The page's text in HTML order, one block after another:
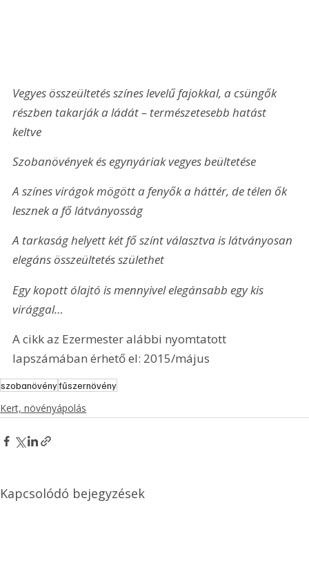
Vegyes összeültetés színes levelű fajokkal, a csüngők
részben takarják a ládát – természetesebb hatást
keltve
Szobanövények és egynyáriak vegyes beültetése
A színes virágok mögött a fenyők a háttér, de télen ők
lesznek a fő látványosság
A tarkaság helyett két fő színt választva is látványosan
elegáns összeültetés születhet
Egy kopott ólajtó is mennyivel elegánsabb egy kis
virággal…
A cikk az Ezermester alábbi nyomtatott
lapszámában érhető el: 2015/május
szobanövényfűszernövény
Kert, növényápolás
Kapcsolódó bejegyzések